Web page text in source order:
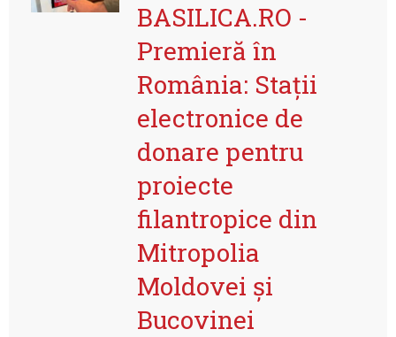
BASILICA.RO -
Premieră în
România: Stații
electronice de
donare pentru
proiecte
filantropice din
Mitropolia
Moldovei și
Bucovinei